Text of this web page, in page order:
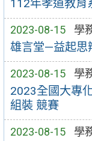
112年孝道教育
2023-08-15 學
雄言堂—益起思
2023-08-15 學
2023全國大專
組裝 競賽
2023-08-15 學